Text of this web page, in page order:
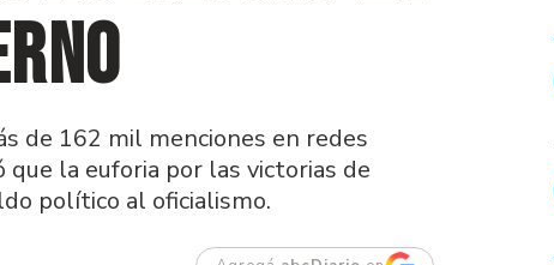
de 162 mil menciones en redes
la euforia por las victorias de
político al oficialismo.